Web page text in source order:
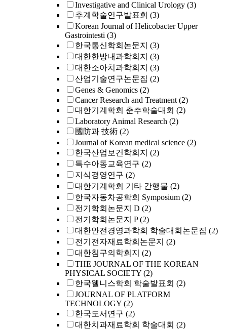
Investigative and Clinical Urology (3)
추계학술연구발표회 (3)
Korean Journal of Helicobacter Upper
Gastrointesti (3)
한국통신학회논문지 (3)
대한한방내과학회지 (3)
대한소아치과학회지 (3)
산업기술연구논문집 (2)
Genes & Genomics (2)
Cancer Research and Treatment (2)
대한기계학회 춘추학술대회 (2)
Laboratory Animal Research (2)
國防과 技術 (2)
Journal of Korean medical science (2)
한국산업보건학회지 (2)
특수아동교육연구 (2)
지식경영연구 (2)
대한기계학회 기타 간행물 (2)
한국자동차공학회 Symposium (2)
전기학회논문지 D (2)
전기학회논문지 P (2)
대한안전경영과학회 학술대회논문집 (2)
전기전자재료학회논문지 (2)
대한침구의학회지 (2)
THE JOURNAL OF THE KOREAN
PHYSICAL SOCIETY (2)
한국웰니스학회 학술발표회 (2)
JOURNAL OF PLATFORM
TECHNOLOGY (2)
한국도서연구 (2)
대한치과재료학회 학술대회 (2)